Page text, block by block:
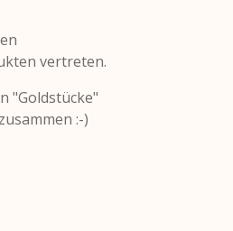
vertreten.
"Goldstücke"
:-)